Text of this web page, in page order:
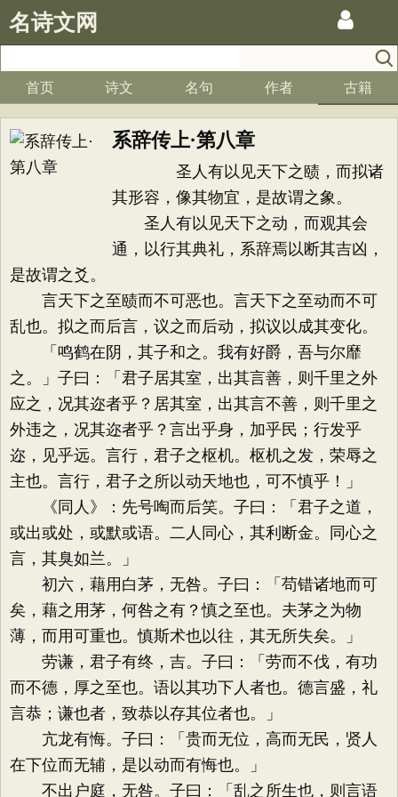
名诗文网
首页 诗文 名句 作者 古籍
系辞传上·第八章
圣人有以见天下之赜，而拟诸
其形容，像其物宜，是故谓之象。
圣人有以见天下之动，而观其会
通，以行其典礼，系辞焉以断其吉凶，
是故谓之爻。
言天下之至赜而不可恶也。言天下之至动而不可
乱也。拟之而后言，议之而后动，拟议以成其变化。
「鸣鹤在阴，其子和之。我有好爵，吾与尔靡
之。」子曰：「君子居其室，出其言善，则千里之外
应之，况其迩者乎？居其室，出其言不善，则千里之
外违之，况其迩者乎？言出乎身，加乎民；行发乎
迩，见乎远。言行，君子之枢机。枢机之发，荣辱之
主也。言行，君子之所以动天地也，可不慎乎！」
《同人》：先号啕而后笑。子曰：「君子之道，
或出或处，或默或语。二人同心，其利断金。同心之
言，其臭如兰。」
初六，藉用白茅，无咎。子曰：「苟错诸地而可
矣，藉之用茅，何咎之有？慎之至也。夫茅之为物
薄，而用可重也。慎斯术也以往，其无所失矣。」
劳谦，君子有终，吉。子曰：「劳而不伐，有功
而不德，厚之至也。语以其功下人者也。德言盛，礼
言恭；谦也者，致恭以存其位者也。」
亢龙有悔。子曰：「贵而无位，高而无民，贤人
在下位而无辅，是以动而有悔也。」
不出户庭，无咎。子曰：「乱之所生也，则言语